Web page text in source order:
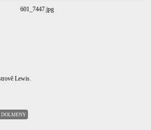
601_7447.jpg
Lewis.
DOLMENY